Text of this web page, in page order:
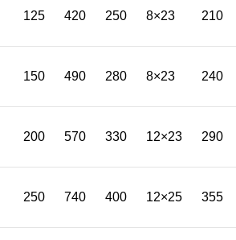
125 420 250 8×23 210
150 490 280 8×23 240
200 570 330 12×23 290
250 740 400 12×25 355